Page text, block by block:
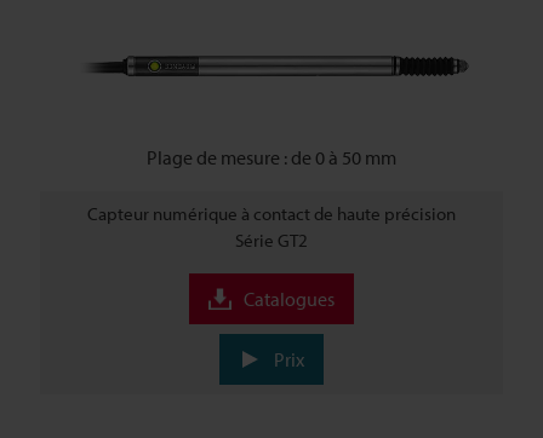
Plage de mesure : de 0 à 50 mm
Capteur numérique à contact de haute précision
Série GT2
Catalogues
Prix